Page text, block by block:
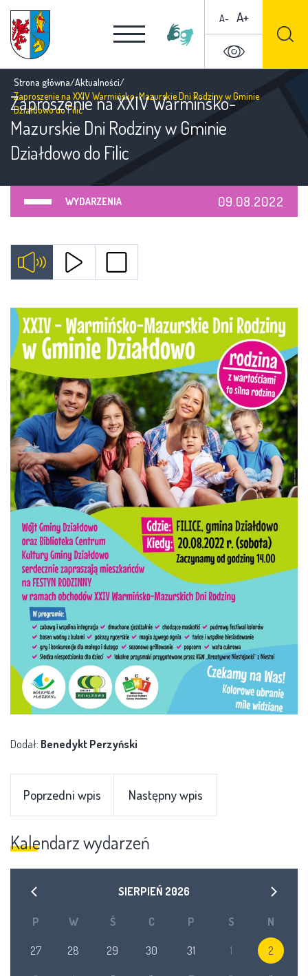
A- A+
Strona główna/Aktualności/
Zaproszenie na XXIV Warmińsko-Mazurskie Dni Rodziny w Gminie
Działdowo do Filic
Zaproszenie na XXIV Warmińsko-
Mazurskie Dni Rodziny w Gminie
Działdowo do Filic
WYDARZENIA 09.08.2022
Dodał: Benedykt Perzyński
Poprzedni wpis Następny wpis
Kalendarz wydarzeń
SIERPIEŃ 2026
P W Ś C P S N
27 28 29 30 31 1 2